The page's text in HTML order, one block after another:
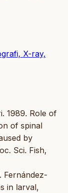
X-ray,
1989. Role of
of spinal
by
Sci. Fish,
Fernández-
in larval,